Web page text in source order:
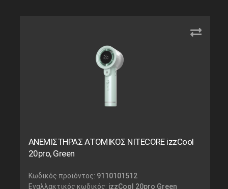
ΑΝΕΜΙΣΤΗΡΑΣ ΑΤΟΜΙΚΟΣ NITECORE izzCool
20pro, Green
Κωδικός προϊόντος: 9110101512
Εναλλακτικός κωδικός: izzCool 20pro Green